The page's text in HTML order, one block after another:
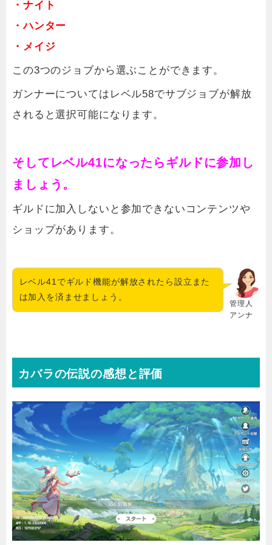
・ナイト
・ハンター
・メイジ
この3つのジョブから選ぶことができます。
ガンナーについてはレベル58でサブジョブが解放
されると選択可能になります。
そしてレベル41になったらギルドに参加し
ましょう。
ギルドに加入しないと参加できないコンテンツや
ショップがあります。
管理人
アンナ
レベル41でギルド機能が解放されたら設立また
は加入を済ませましょう。
カバラの伝説の感想と評価